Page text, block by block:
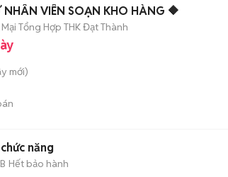
🔶 TUYỂN NAM-NỮ NHÂN VIÊN SOẠN KHO HÀNG 🔶
Tổng Hợp THK Đạt Thành
mới)
năng
Hết bảo hành